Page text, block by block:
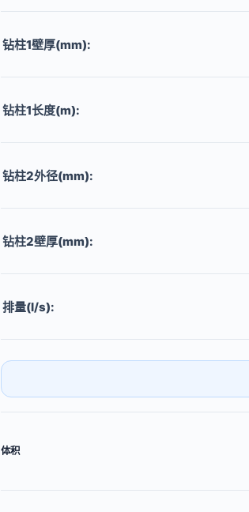
钻柱1壁厚(mm):
钻柱1长度(m):
钻柱2外径(mm):
钻柱2壁厚(mm):
排量(l/s):
体积